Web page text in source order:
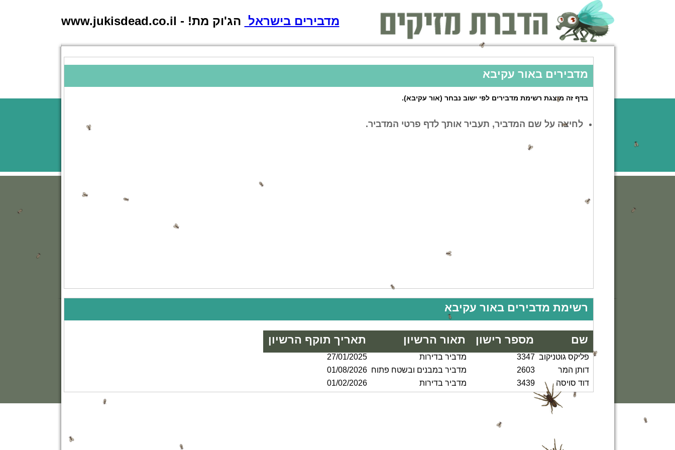
מדבירים בישראל הג'וק מת! - www.jukisdead.co.il
מדבירים באור עקיבא
בדף זה מוצגת רשימת מדבירים לפי ישוב נבחר (אור עקיבא).
לחיצה על שם המדביר, תעביר אותך לדף פרטי המדביר.
רשימת מדבירים באור עקיבא
שם מספר רישון תאור הרשיון תאריך תוקף הרשיון
פליקס גוטניקוב 3347 מדביר בדירות
27/01/2025
דותן המר
2603 מדביר במבנים ובשטח פתוח 01/08/2026
דוד סויסה
3439 מדביר בדירות 01/02/2026